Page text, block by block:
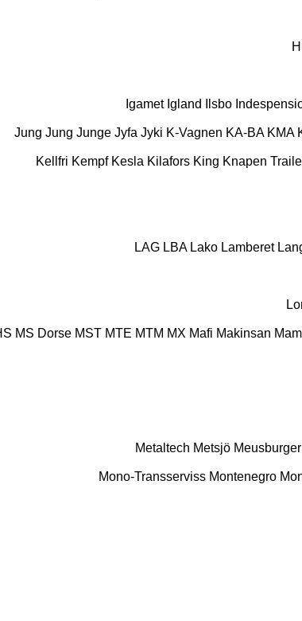
Igamet Igland Ilsbo
Jung Jung Junge Jyfa Jyki K-Vagnen KA-BA KMA
Kellfri Kempf Kesla Kilafors King Knapen
LAG LBA Lako Lamberet
MS Dorse MST MTE MTM MX Mafi Makinsan
Metaltech Metsjö Meusburger
Mono-Transserviss Montenegro